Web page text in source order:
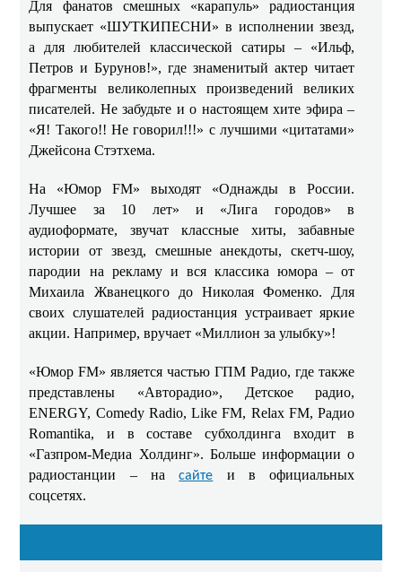
Для фанатов смешных «карапуль» радиостанция
выпускает «ШУТКИПЕСНИ» в исполнении звезд,
а для любителей классической сатиры – «Ильф,
Петров и Бурунов!», где знаменитый актер читает
фрагменты великолепных произведений великих
писателей. Не забудьте и о настоящем хите эфира –
«Я! Такого!! Не говорил!!!» с лучшими «цитатами»
Джейсона Стэтхема.
На «Юмор FM» выходят «Однажды в России.
Лучшее за 10 лет» и «Лига городов» в
аудиоформате, звучат классные хиты, забавные
истории от звезд, смешные анекдоты, скетч-шоу,
пародии на рекламу и вся классика юмора – от
Михаила Жванецкого до Николая Фоменко. Для
своих слушателей радиостанция устраивает яркие
акции. Например, вручает «Миллион за улыбку»!
«Юмор FM» является частью ГПМ Радио, где также
представлены «Авторадио», Детское радио,
ENERGY, Comedy Radio, Like FM, Relax FM, Радио
Romantika, и в составе субхолдинга входит в
«Газпром-Медиа Холдинг». Больше информации о
радиостанции – насайте и в официальных
соцсетях.